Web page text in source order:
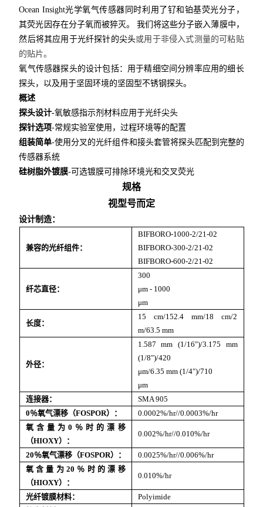
Ocean Insight光学氧气传感器同时利用了钌和铂基荧光分子，
其荧光因存在分子氧而被猝灭。 我们将这些分子嵌入薄膜中，
然后将其应用于光纤探针的尖头或用于非侵入式测量的可粘贴
的贴片。
氧气传感器探头的设计包括：用于精细空间分辨率应用的细长
探头，以及用于坚固环境的坚固型不锈钢探头。
概述
探头设计-氧敏感指示剂材料应用于光纤尖头
探针选项-常规实验室使用，过程环境等的配置
组装简单-使用分叉的光纤组件和接头套管将探头匹配到完整的
传感器系统
硅树脂外镀膜-可选镀膜可排除环境光和交叉荧光
规格
视型号而定
设计制造：
兼容的光纤组件：
BIFBORO-1000-2/21-02
BIFBORO-300-2/21-02
BIFBORO-600-2/21-02
纤芯直径：
300
μm - 1000
μm
长度：
15 cm/152.4 mm/18 cm/2
m/63.5 mm
外径：
1.587 mm (1/16″)/3.175 mm
(1/8″)/420
μm/6.35 mm (1/4″)/710
μm
连接器：
SMA 905
0％氧气漂移（FOSPOR）：
0.0002%/hr//0.0003%/hr
氧含量为0％时的漂移
（HIOXY）：
0.002%/hr//0.010%/hr
20％氧气漂移（FOSPOR）：
0.0025%/hr//0.006%/hr
氧含量为20％时的漂移
（HIOXY）：
0.010%/hr
光纤镀膜材料：
Polyimide